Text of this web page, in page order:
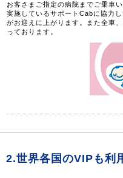
お客さまご指定の病院までご乗車
実施しているサポートCabに協力
がお迎えに上がります。また全車
っております。
2.世界各国のVIPも利